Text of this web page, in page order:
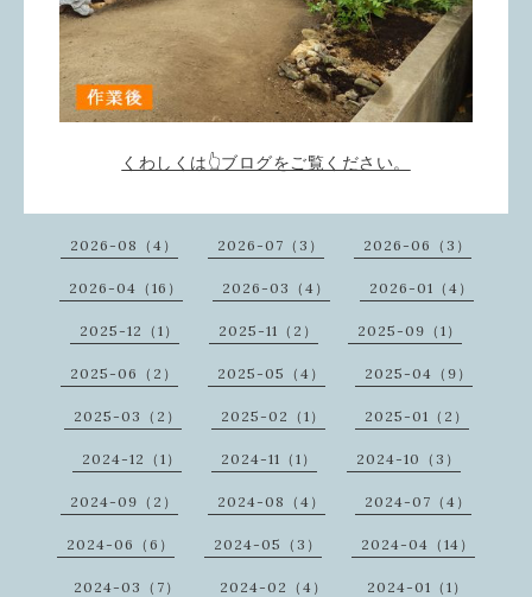
くわしくは👆ブログをご覧ください。
2026-08（4） 2026-07（3） 2026-06（3）
2026-04（16） 2026-03（4） 2026-01（4）
2025-12（1） 2025-11（2） 2025-09（1）
2025-06（2） 2025-05（4） 2025-04（9）
2025-03（2） 2025-02（1） 2025-01（2）
2024-12（1） 2024-11（1） 2024-10（3）
2024-09（2） 2024-08（4） 2024-07（4）
2024-06（6） 2024-05（3） 2024-04（14）
2024-03（7） 2024-02（4） 2024-01（1）